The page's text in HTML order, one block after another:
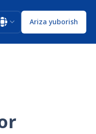
Ariza yuborish